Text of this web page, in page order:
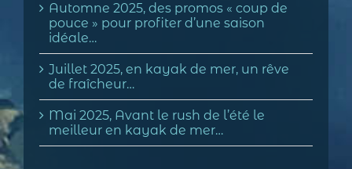
Automne 2025, des promos « coup de
pouce » pour profiter d’une saison
idéale…
Juillet 2025, en kayak de mer, un rêve
de fraîcheur…
Mai 2025, Avant le rush de l’été le
meilleur en kayak de mer…